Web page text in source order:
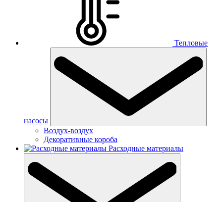
Тепловые
насосы
Воздух-воздух
Декоративные короба
Расходные материалы